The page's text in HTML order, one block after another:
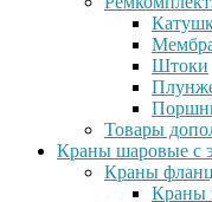
Штоки
Товары
Краны шаровые с
Краны
Краны